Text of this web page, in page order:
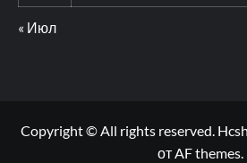
« Июл
Copyright © All rights reserved.
от AF themes.